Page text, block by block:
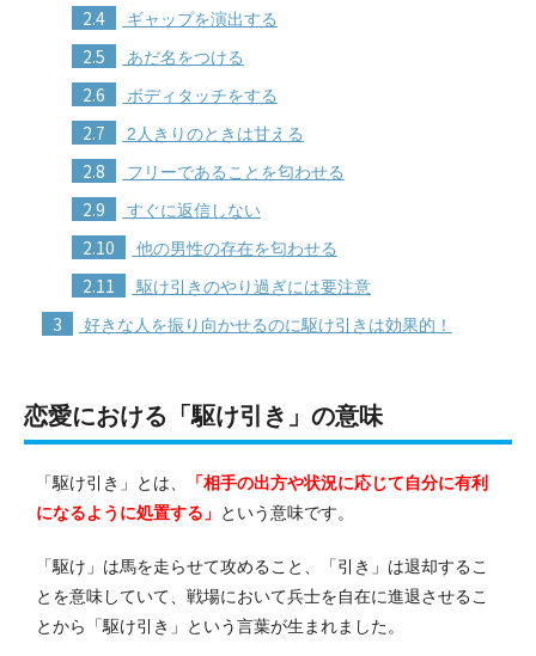
2.4 ギャップを演出する
2.5 あだ名をつける
2.6 ボディタッチをする
2.7 2人きりのときは甘える
2.8 フリーであることを匂わせる
2.9 すぐに返信しない
2.10 他の男性の存在を匂わせる
2.11 駆け引きのやり過ぎには要注意
3 好きな人を振り向かせるのに駆け引きは効果的！
恋愛における「駆け引き」の意味
「駆け引き」とは、
「相手の出方や状況に応じて自分に有利
になるように処置する」 という意味です。
「駆け」は馬を走らせて攻めること、「引き」は退却するこ
とを意味していて、戦場において兵士を自在に進退させるこ
とから「駆け引き」という言葉が生まれました。